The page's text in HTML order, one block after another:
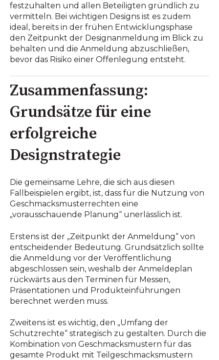
festzuhalten und allen Beteiligten gründlich zu
vermitteln. Bei wichtigen Designs ist es zudem
ideal, bereits in der frühen Entwicklungsphase
den Zeitpunkt der Designanmeldung im Blick zu
behalten und die Anmeldung abzuschließen,
bevor das Risiko einer Offenlegung entsteht.
Zusammenfassung:
Grundsätze für eine
erfolgreiche
Designstrategie
Die gemeinsame Lehre, die sich aus diesen
Fallbeispielen ergibt, ist, dass für die Nutzung von
Geschmacksmusterrechten eine
„vorausschauende Planung“ unerlässlich ist.
Erstens ist der „Zeitpunkt der Anmeldung“ von
entscheidender Bedeutung. Grundsätzlich sollte
die Anmeldung vor der Veröffentlichung
abgeschlossen sein, weshalb der Anmeldeplan
rückwärts aus den Terminen für Messen,
Präsentationen und Produkteinführungen
berechnet werden muss.
Zweitens ist es wichtig, den „Umfang der
Schutzrechte“ strategisch zu gestalten. Durch die
Kombination von Geschmacksmustern für das
gesamte Produkt mit Teilgeschmacksmustern